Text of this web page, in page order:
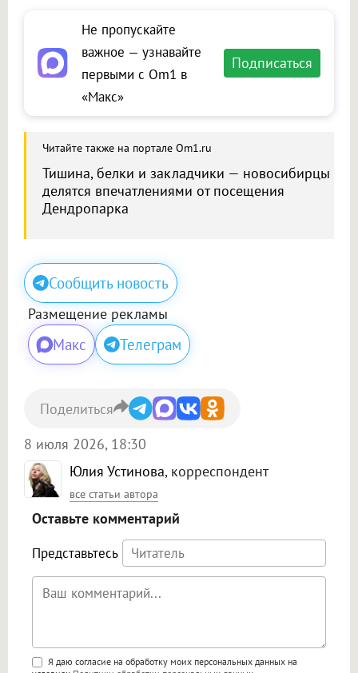
Не пропускайте
важное — узнавайте
первыми с Om1 в
«Макс»
Подписаться
Читайте также на портале Om1.ru
Тишина, белки и закладчики — новосибирцы
делятся впечатлениями от посещения
Дендропарка
Сообщить новость
Размещение рекламы
Макс Телеграм
Юлия Устинова, корреспондент
все статьи автора
8 июля 2026, 18:30
Поделиться
Оставьте комментарий
Представьтесь
Поддержка HTML
Я даю согласие на обработку моих персональных данных на